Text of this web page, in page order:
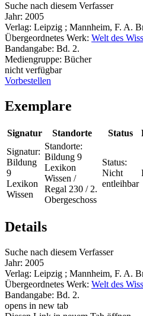
Suche nach diesem Verfasser
Jahr: 2005
Verlag: Leipzig ; Mannheim, F. A.
Übergeordnetes Werk: Welt des
Bandangabe: Bd. 2.
Mediengruppe: Bücher
nicht verfügbar
Vorbestellen
Exemplare
Signatur Standorte Status
Signatur:
Bildung
9
Lexikon
Wissen
Standorte:
Bildung 9
Lexikon
Wissen /
Regal 230 / 2.
Obergeschoss
Status:
Nicht
entleihbar
Details
Suche nach diesem Verfasser
Jahr: 2005
Verlag: Leipzig ; Mannheim, F. A.
Übergeordnetes Werk: Welt des
Bandangabe: Bd. 2.
opens in new tab